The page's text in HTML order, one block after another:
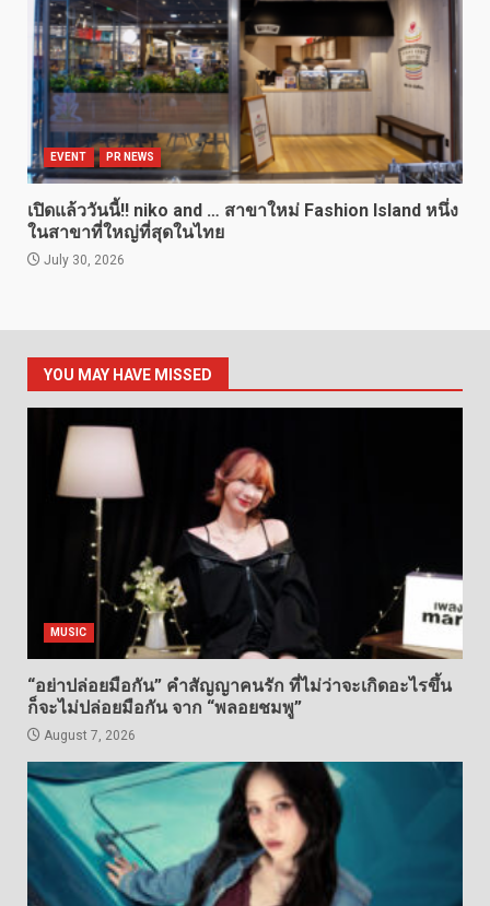
EVENT PR NEWS
เปิดแล้ววันนี้!! niko and … สาขาใหม่ Fashion Island หนึ่ง
ในสาขาที่ใหญ่ที่สุดในไทย
July 30, 2026
YOU MAY HAVE MISSED
MUSIC
“อย่าปล่อยมือกัน” คำสัญญาคนรัก ที่ไม่ว่าจะเกิดอะไรขึ้น
ก็จะไม่ปล่อยมือกัน จาก “พลอยชมพู”
August 7, 2026